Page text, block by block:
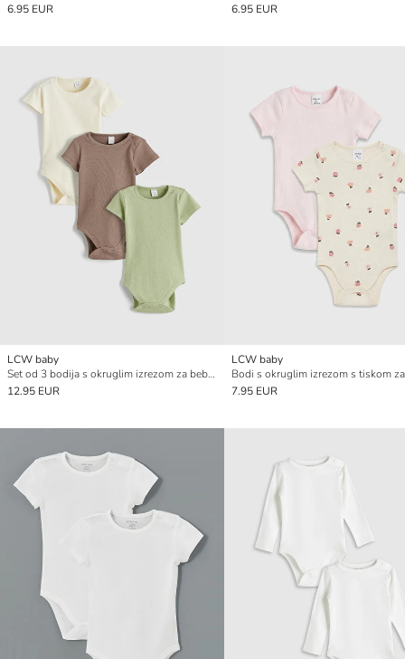
6.95 EUR
6.95 EUR
LCW baby
Set od 3 bodija s okruglim izrezom za bebe - kopča na kopčanje
12.95 EUR
LCW baby
7.95 EUR